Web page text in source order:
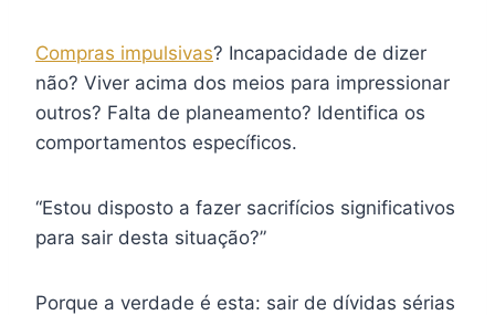
Compras impulsivas? Incapacidade de dizer
não? Viver acima dos meios para impressionar
outros? Falta de planeamento? Identifica os
comportamentos específicos.
“Estou disposto a fazer sacrifícios significativos
para sair desta situação?”
Porque a verdade é esta: sair de dívidas sérias